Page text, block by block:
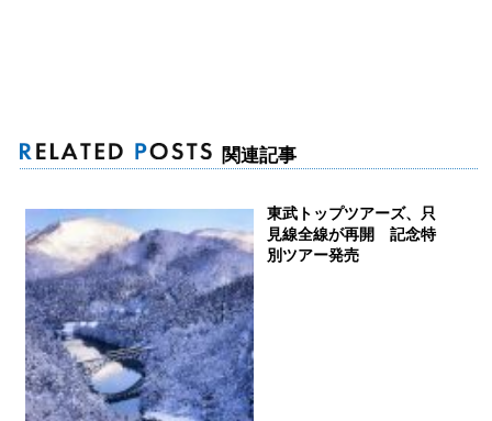
関連記事
東武トップツアーズ、只
見線全線が再開 記念特
別ツアー発売